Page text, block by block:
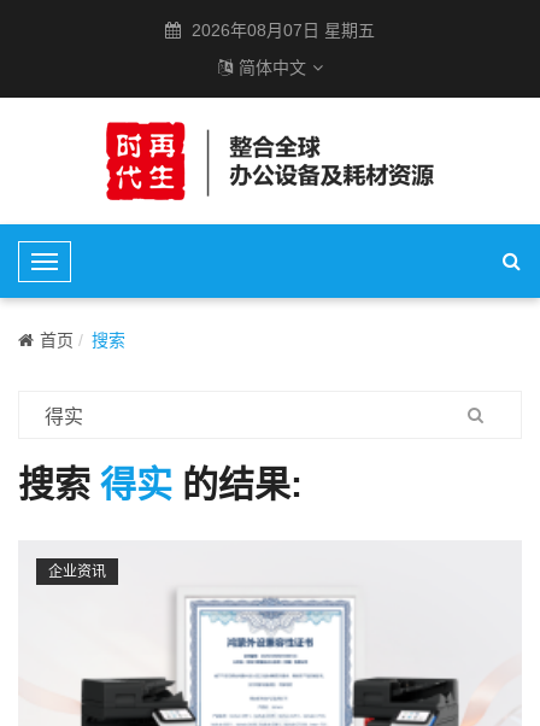
2026年08月07日 星期五
简体中文
T
o
g
e
a
v
g
a
首页 搜索
搜索 得实 的结果:
企业资讯